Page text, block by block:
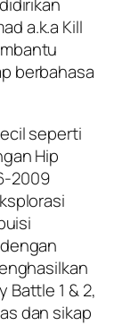
a.k.a Kill
berbahasa
seperti
Hip
2009
Battle 1 & 2,
dan sikap